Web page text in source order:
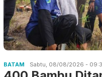
BATAM Sabtu, 08/08/2026 -